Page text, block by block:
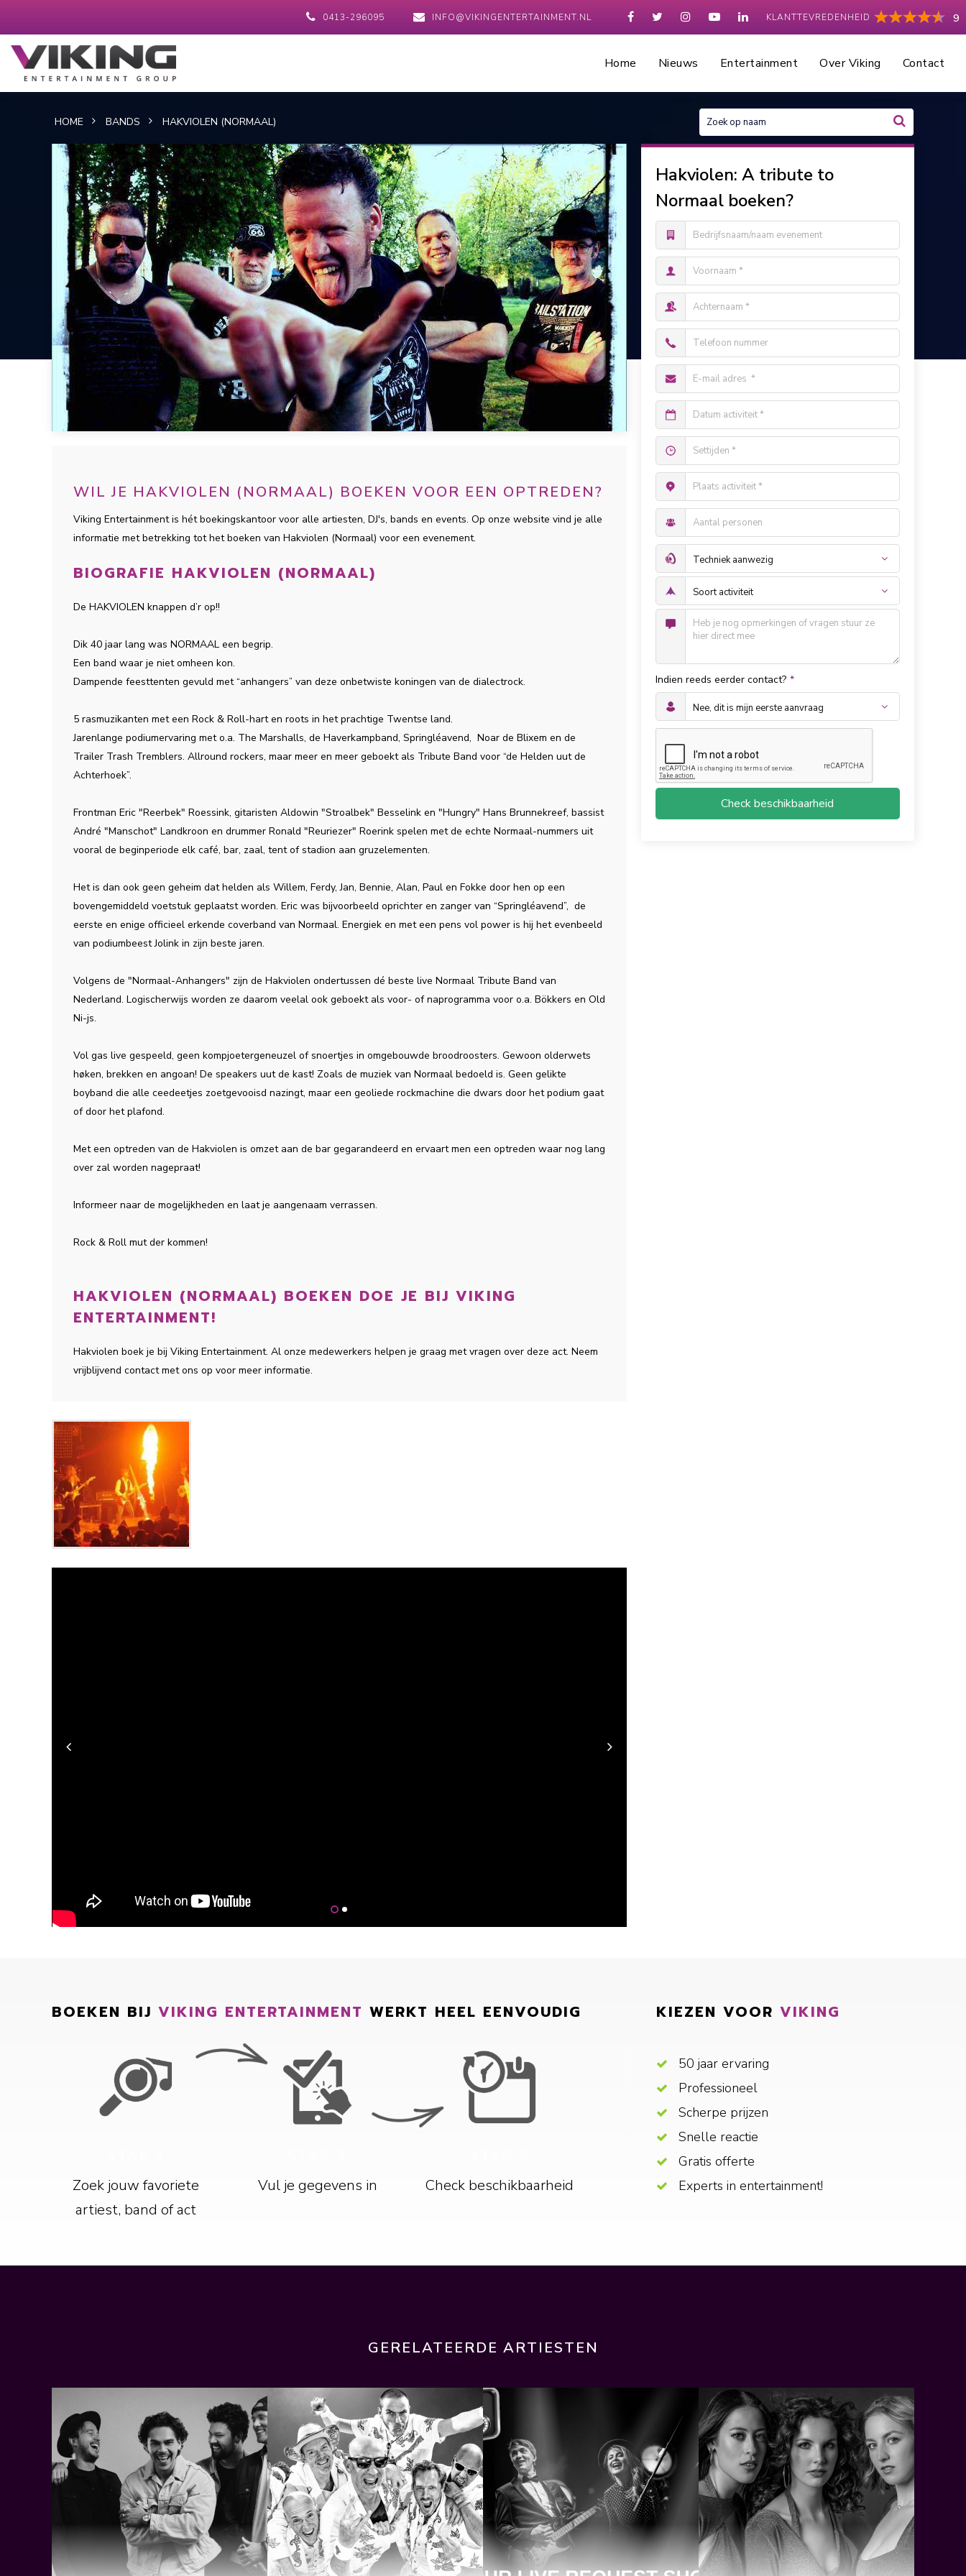
KLANTTEVREDENHEID 9
0413-296095 INFO@VIKINGENTERTAINMENT.NL
Home Nieuws Entertainment Over Viking Contact
HOME BANDS HAKVIOLEN (NORMAAL)
WIL JE HAKVIOLEN (NORMAAL) BOEKEN VOOR EEN OPTREDEN?
Viking Entertainment is hét boekingskantoor voor alle artiesten, DJ's, bands en events. Op onze website vind je alle
informatie met betrekking tot het boeken van Hakviolen (Normaal) voor een evenement.
BIOGRAFIE HAKVIOLEN (NORMAAL)
De HAKVIOLEN knappen d’r op!!
Dik 40 jaar lang was NORMAAL een begrip.
Een band waar je niet omheen kon.
Dampende feesttenten gevuld met “anhangers” van deze onbetwiste koningen van de dialectrock.
5 rasmuzikanten met een Rock & Roll-hart en roots in het prachtige Twentse land.
Jarenlange podiumervaring met o.a. The Marshalls, de Haverkampband, Springléavend, Noar de Blixem en de
Trailer Trash Tremblers. Allround rockers, maar meer en meer geboekt als Tribute Band voor “de Helden uut de
Achterhoek”.
Frontman Eric "Reerbek" Roessink, gitaristen Aldowin "Stroalbek" Besselink en "Hungry" Hans Brunnekreef, bassist
André "Manschot" Landkroon en drummer Ronald "Reuriezer" Roerink spelen met de echte Normaal-nummers uit
vooral de beginperiode elk café, bar, zaal, tent of stadion aan gruzelementen.
Het is dan ook geen geheim dat helden als Willem, Ferdy, Jan, Bennie, Alan, Paul en Fokke door hen op een
bovengemiddeld voetstuk geplaatst worden. Eric was bijvoorbeeld oprichter en zanger van “Springléavend”, de
eerste en enige officieel erkende coverband van Normaal. Energiek en met een pens vol power is hij het evenbeeld
van podiumbeest Jolink in zijn beste jaren.
Volgens de "Normaal-Anhangers" zijn de Hakviolen ondertussen dé beste live Normaal Tribute Band van
Nederland. Logischerwijs worden ze daarom veelal ook geboekt als voor- of naprogramma voor o.a. Bökkers en Old
Ni-js.
Vol gas live gespeeld, geen kompjoetergeneuzel of snoertjes in omgebouwde broodroosters. Gewoon olderwets
høken, brekken en angoan! De speakers uut de kast! Zoals de muziek van Normaal bedoeld is. Geen gelikte
boyband die alle ceedeetjes zoetgevooisd nazingt, maar een geoliede rockmachine die dwars door het podium gaat
of door het plafond.
Met een optreden van de Hakviolen is omzet aan de bar gegarandeerd en ervaart men een optreden waar nog lang
over zal worden nagepraat!
Informeer naar de mogelijkheden en laat je aangenaam verrassen.
Rock & Roll mut der kommen!
HAKVIOLEN (NORMAAL) BOEKEN DOE JE BIJ VIKING
ENTERTAINMENT!
Hakviolen boek je bij Viking Entertainment. Al onze medewerkers helpen je graag met vragen over deze act. Neem
vrijblijvend contact met ons op voor meer informatie.
Hakviolen: A tribute to
Normaal boeken?
Indien reeds eerder contact? *
Check beschikbaarheid
BOEKEN BIJ VIKING ENTERTAINMENT WERKT HEEL EENVOUDIG
Zoek jouw favoriete
artiest, band of act
Vul je gegevens in Check beschikbaarheid
KIEZEN VOOR VIKING
50 jaar ervaring
Professioneel
Scherpe prijzen
Snelle reactie
Gratis offerte
Experts in entertainment!
GERELATEERDE ARTIESTEN